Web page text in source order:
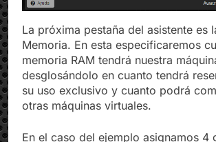
La próxima pestaña del asistente es
Memoria. En esta especificaremos
memoria RAM tendrá nuestra
desglosándolo en cuanto tendrá
su uso exclusivo y cuanto podrá